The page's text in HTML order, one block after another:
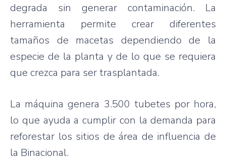
degrada sin generar contaminación. La
herramienta permite crear diferentes
tamaños de macetas dependiendo de la
especie de la planta y de lo que se requiera
que crezca para ser trasplantada.
La máquina genera 3.500 tubetes por hora,
lo que ayuda a cumplir con la demanda para
reforestar los sitios de área de influencia de
la Binacional.